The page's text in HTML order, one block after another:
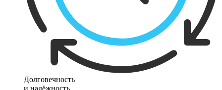
Долговечность
и надёжность